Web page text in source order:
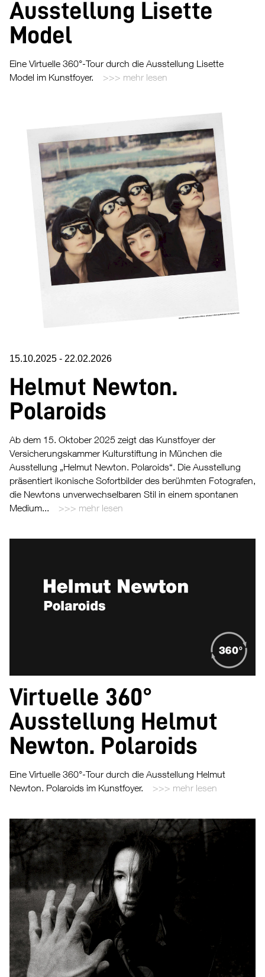
Ausstellung Lisette
Model
Eine Virtuelle 360°-Tour durch die Ausstellung Lisette
Model im Kunstfoyer.
mehr lesen
15.10.2025 - 22.02.2026
Helmut Newton.
Polaroids
Ab dem 15. Oktober 2025 zeigt das Kunstfoyer der
Versicherungskammer Kulturstiftung in München die
Ausstellung „Helmut Newton. Polaroids“. Die Ausstellung
präsentiert ikonische Sofortbilder des berühmten Fotografen,
die Newtons unverwechselbaren Stil in einem spontanen
Medium...
mehr lesen
Virtuelle 360°
Ausstellung Helmut
Newton. Polaroids
Eine Virtuelle 360°-Tour durch die Ausstellung Helmut
Newton. Polaroids im Kunstfoyer.
mehr lesen